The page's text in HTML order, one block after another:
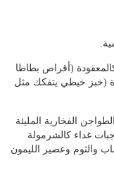
(أقراص بطاطا
(خبز خيطي يتفكك مثل
الفخارية المليئة
غداء كالشرمولة
والثوم وعصير الليمون